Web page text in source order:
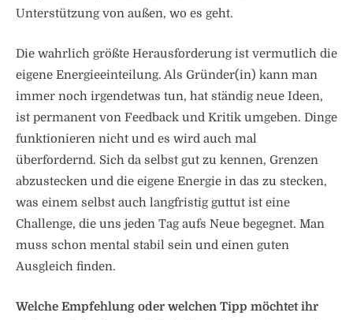
Unterstützung von außen, wo es geht.
Die wahrlich größte Herausforderung ist vermutlich die
eigene Energieeinteilung. Als Gründer(in) kann man
immer noch irgendetwas tun, hat ständig neue Ideen,
ist permanent von Feedback und Kritik umgeben. Dinge
funktionieren nicht und es wird auch mal
überfordernd. Sich da selbst gut zu kennen, Grenzen
abzustecken und die eigene Energie in das zu stecken,
was einem selbst auch langfristig guttut ist eine
Challenge, die uns jeden Tag aufs Neue begegnet. Man
muss schon mental stabil sein und einen guten
Ausgleich finden.
Welche Empfehlung oder welchen Tipp möchtet ihr